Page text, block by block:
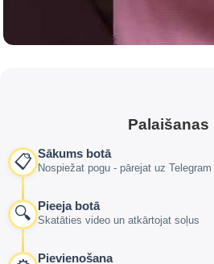
Palaišanas
📋 Sākums botā
Nospiežat pogu - pārejat uz
🔍 Pieeja botā
Skatāties video un atkārtojat soļus
Pievienošana